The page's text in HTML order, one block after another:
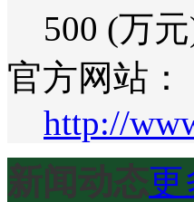
500 (万
官方网站：
http://
新闻动态更